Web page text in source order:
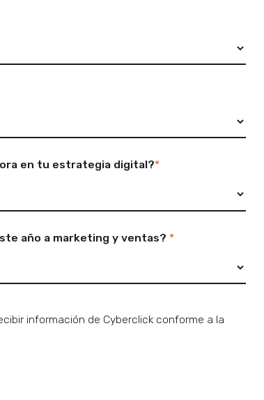
en tu estrategia digital?*
año a marketing y ventas? *
información de Cyberclick conforme a la